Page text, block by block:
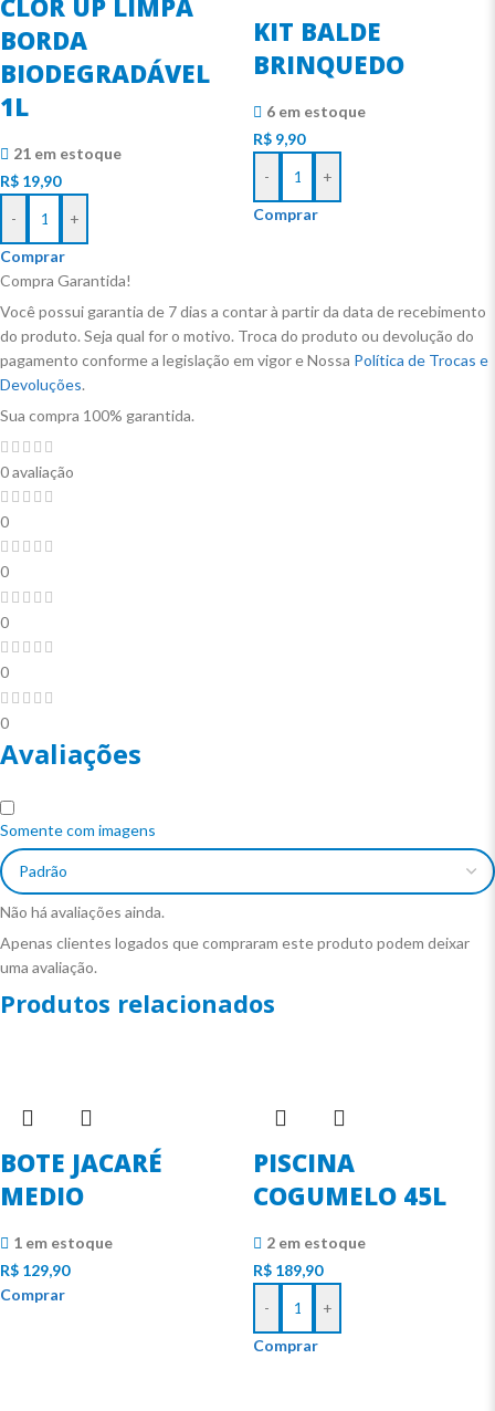
BORDA
BIODEGRADÁVEL
1L
21 em estoque
R$ 19,90
-
+
Comprar
KIT BALDE
BRINQUEDO
6 em estoque
R$ 9,90
-
+
Comprar
Compra Garantida!
Você possui garantia de 7 dias a contar à partir da data de recebimento
do produto. Seja qual for o motivo. Troca do produto ou devolução do
pagamento conforme a legislação em vigor e Nossa Política de Trocas e
Devoluções.
Sua compra 100% garantida.
0 avaliação
0
0
0
0
0
Avaliações
Somente com imagens
Não há avaliações ainda.
Apenas clientes logados que compraram este produto podem deixar
uma avaliação.
Produtos relacionados
BOTE JACARÉ
MEDIO
1 em estoque
R$ 129,90
Comprar
PISCINA
COGUMELO 45L
2 em estoque
R$ 189,90
-
+
Comprar